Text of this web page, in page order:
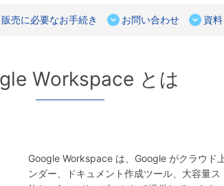
販売に必要なお手続き お問い合わせ 資料
Workspace とは
Google Workspace は、Google がクラウド
ンダー、ドキュメント作成ツール、大容量